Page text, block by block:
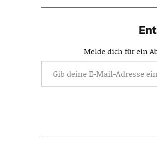
Melde dich für ein